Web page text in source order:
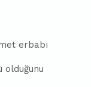
erbabı